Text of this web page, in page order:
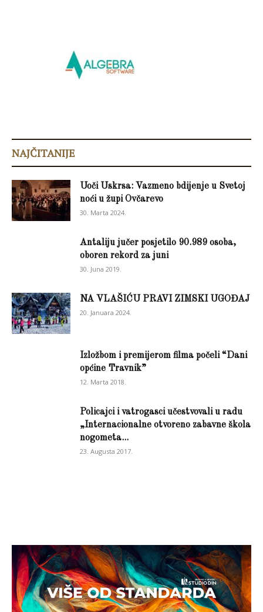
NAJČITANIJE
Uoči Uskrsa: Vazmeno bdijenje u Svetoj
noći u župi Ovčarevo
30. Marta 2024.
Antaliju jučer posjetilo 90.989 osoba,
oboren rekord za juni
30. Juna 2019.
NA VLAŠIĆU PRAVI ZIMSKI UGOĐAJ
20. Januara 2024.
Izložbom i premijerom filma počeli “Dani
općine Travnik”
12. Marta 2018.
Policajci i vatrogasci učestvovali u radu
„Internacionalne otvoreno zabavne škola
nogometa...
23. Augusta 2017.